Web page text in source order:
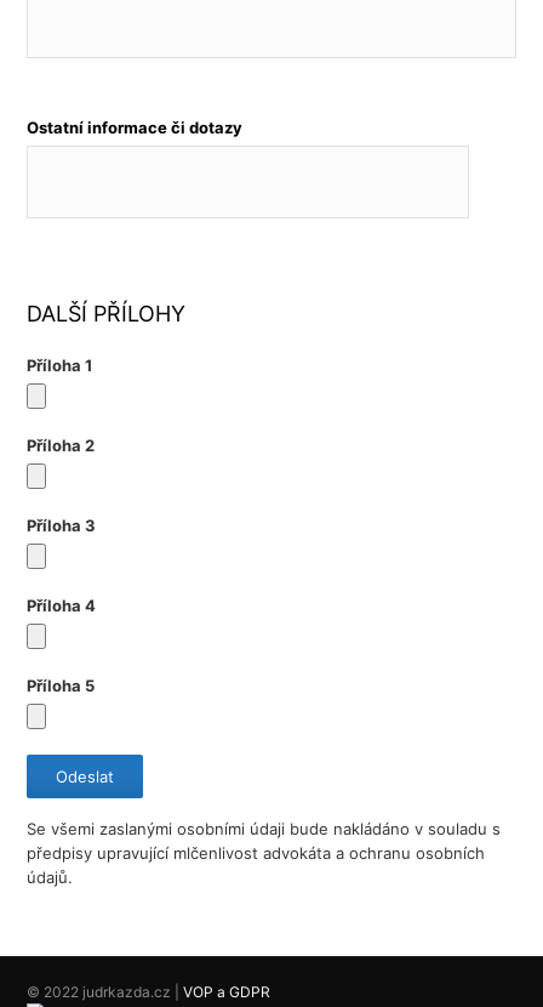
Ostatní informace či dotazy
DALŠÍ PŘÍLOHY
Příloha 1
Příloha 2
Příloha 3
Příloha 4
Příloha 5
Se všemi zaslanými osobními údaji bude nakládáno v souladu s
předpisy upravující mlčenlivost advokáta a ochranu osobních
údajů.
© 2022 judrkazda.cz |VOP a GDPR